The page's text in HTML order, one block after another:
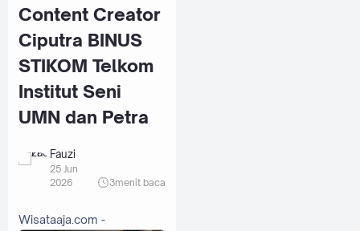
Content Creator
Ciputra BINUS
STIKOM Telkom
Institut Seni
UMN dan Petra
Fauzi
25 Jun
2026
3menit baca
Wisataaja.com -